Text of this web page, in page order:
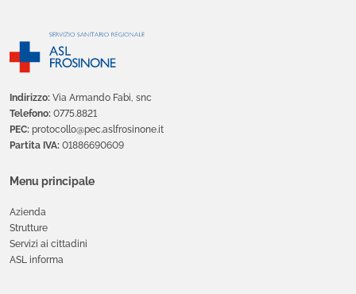
Indirizzo: Via Armando Fabi, snc
Telefono: 0775.8821
PEC: protocollo@pec.aslfrosinone.it
Partita IVA: 01886690609
Menu principale
Azienda
Strutture
Servizi ai cittadini
ASL informa